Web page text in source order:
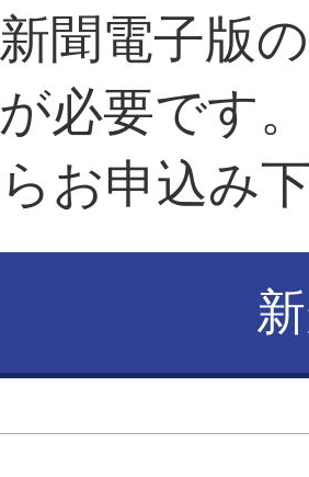
聞電子版
必要です
お申込み